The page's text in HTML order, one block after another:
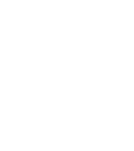
कहां चला गया